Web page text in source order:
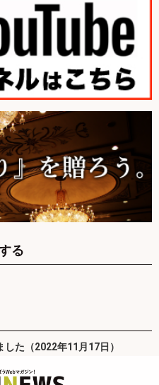
る
た（2022年11月17日）